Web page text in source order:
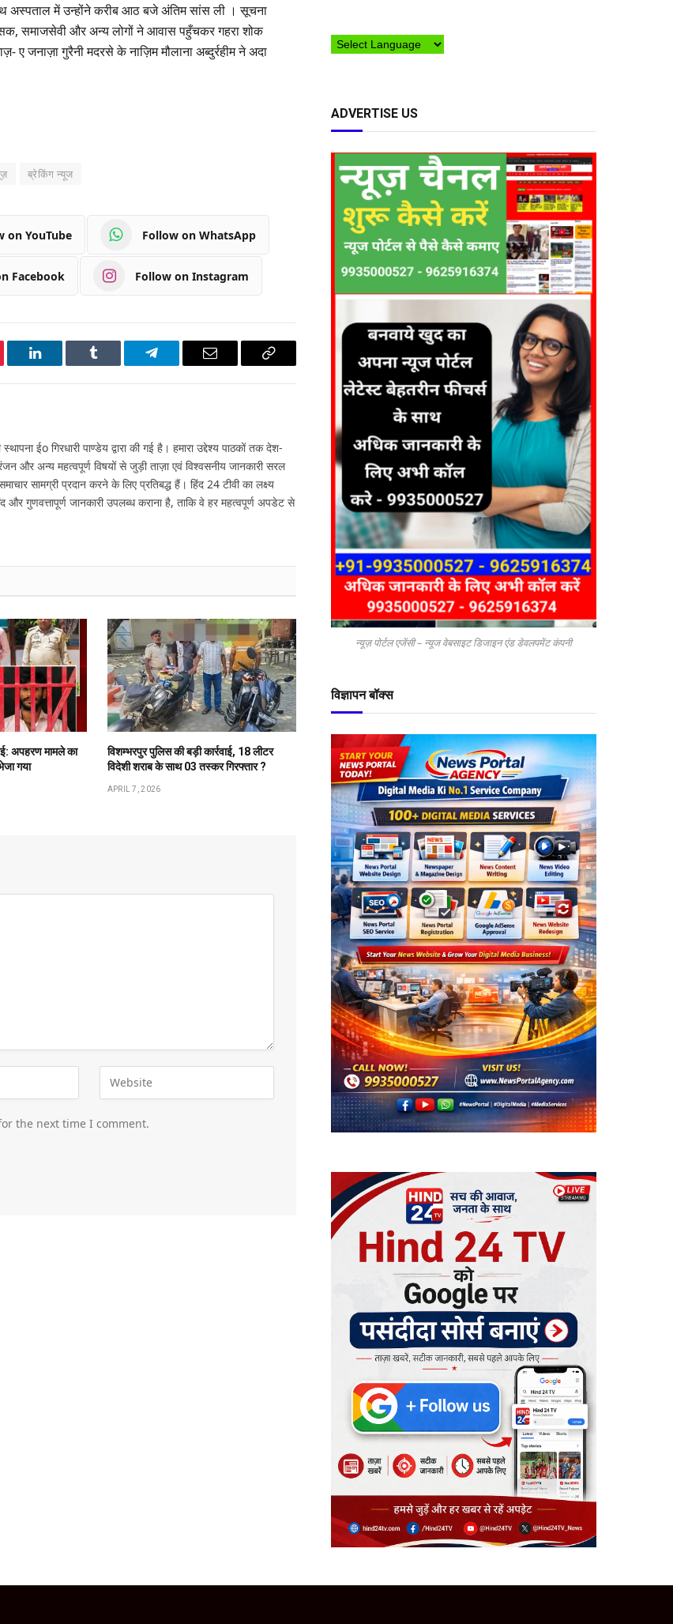
अस्पताल में उन्होंने करीब आठ बजे अंतिम सांस ली । सूचना
समाजसेवी और अन्य लोगों ने आवास पहुँचकर गहरा शोक
ए जनाज़ा गुरैनी मदरसे के नाज़िम मौलाना अब्दुर्रहीम ने अदा
ब्रेकिंग न्यूज
on YouTube Follow on WhatsApp
Facebook Follow on Instagram
LinkedIn Tumblr Telegram Email
Copy
ईo गिरधारी पाण्डेय द्वारा की गई है। हमारा उद्देश्य पाठकों तक देश-
और अन्य महत्वपूर्ण विषयों से जुड़ी ताज़ा एवं विश्वसनीय जानकारी सरल
सामग्री प्रदान करने के लिए प्रतिबद्ध हैं। हिंद 24 टीवी का लक्ष्य
गुणवत्तापूर्ण जानकारी उपलब्ध कराना है, ताकि वे हर महत्वपूर्ण अपडेट से
अपहरण मामले का
गया
विशम्भरपुर पुलिस की बड़ी कार्रवाई, 18 लीटर
विदेशी शराब के साथ 03 तस्कर गिरफ्तार ?
APRIL 7, 2026
the next time I comment.
ADVERTISE US
न्यूज़ पोर्टल एजेंसी – न्यूज वेबसाइट डिजाइन एंड डेवलपमेंट कंपनी
विज्ञापन बॉक्स